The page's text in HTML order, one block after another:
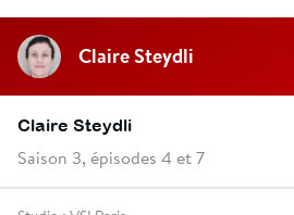
Claire Steydli
Claire Steydli
Saison 3, épisodes 4 et 7